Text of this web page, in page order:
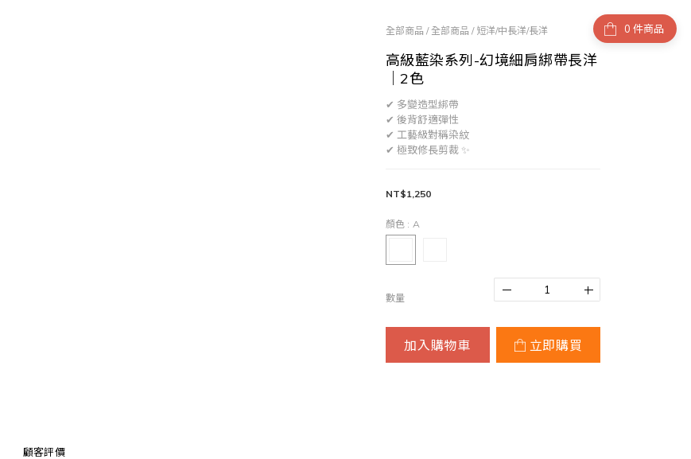
件商品
全部商品 /全部商品 / 短洋/中長洋/長洋
高級藍染系列-幻境細肩綁帶長洋
｜2色
✔ 多變造型綁帶
​✔ 後背舒適彈性
​✔ 工藝級對稱染紋
​✔ 極致修長剪裁 ✨
NT$1,250
顏色 : A
數量
加入購物車 立即購買
顧客評價